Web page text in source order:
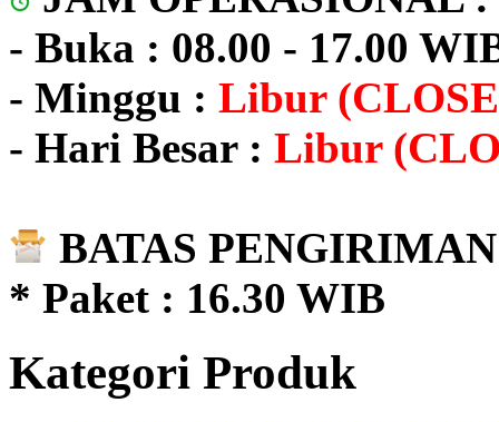
- Buka : 08.00 - 17.00
- Minggu : Libur
- Hari Besar : Libur
BATAS
* Paket : 16.30 WIB
Kategori Produk